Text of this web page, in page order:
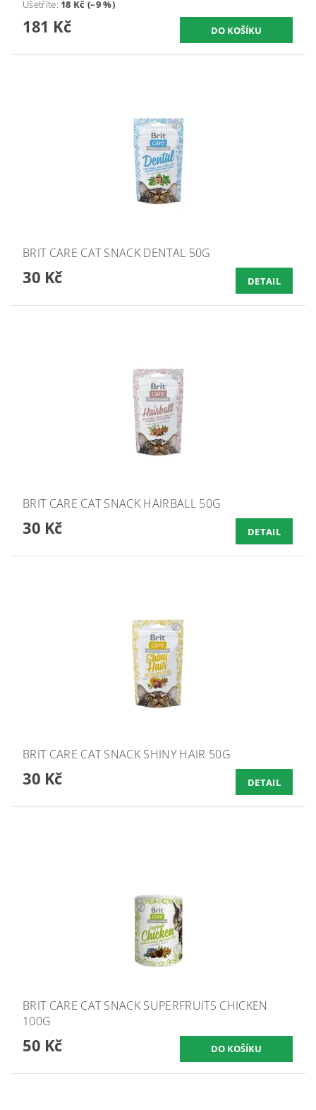
Ušetříte: 18 Kč (–9 %)
181 Kč
BRIT CARE CAT SNACK DENTAL 50G
30 Kč DETAIL
BRIT CARE CAT SNACK HAIRBALL 50G
30 Kč DETAIL
BRIT CARE CAT SNACK SHINY HAIR 50G
30 Kč DETAIL
BRIT CARE CAT SNACK SUPERFRUITS CHICKEN
100G
50 Kč